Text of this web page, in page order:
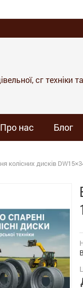
сг техніки та
Про нас Блог
колісних дисків